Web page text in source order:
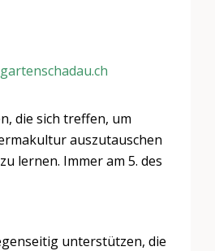
die sich treffen, um
auszutauschen
lernen. Immer am 5. des
unterstützen, die